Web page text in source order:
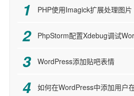
PHP使用Imagick扩展处理图片
PhpStorm配置Xdebug调试
WordPress添加贴吧表情
如何在WordPress中添加用户